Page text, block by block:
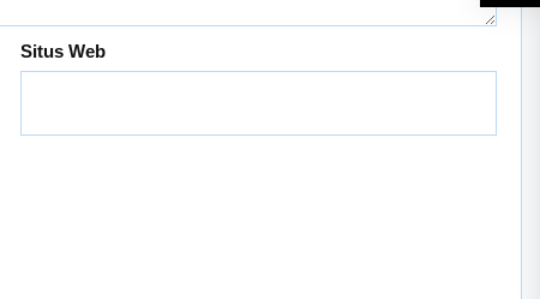
Situs Web